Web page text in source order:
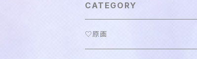
CATEGORY
♡原画